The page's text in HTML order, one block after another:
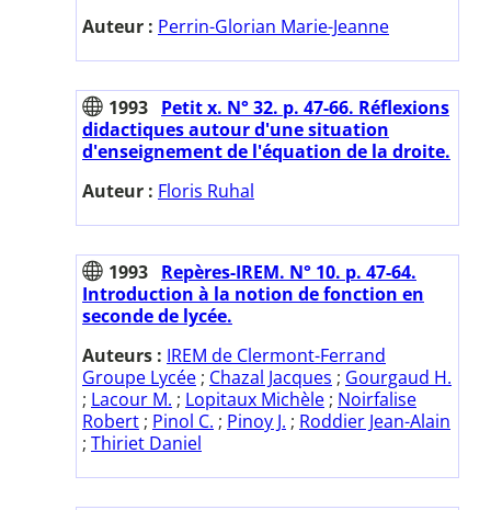
Auteur : Perrin-Glorian Marie-Jeanne
1993 Petit x. N° 32. p. 47-66. Réflexions
didactiques autour d'une situation
d'enseignement de l'équation de la droite.
Auteur : Floris Ruhal
1993 Repères-IREM. N° 10. p. 47-64.
Introduction à la notion de fonction en
seconde de lycée.
Auteurs : IREM de Clermont-Ferrand
Groupe Lycée ; Chazal Jacques ; Gourgaud H.
; Lacour M. ; Lopitaux Michèle ; Noirfalise
Robert ; Pinol C. ; Pinoy J. ; Roddier Jean-Alain
; Thiriet Daniel